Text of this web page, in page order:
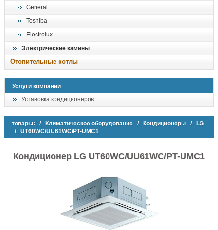
General
Toshiba
Electrolux
Электрические камины
Отопительные котлы
Услуги компании
Установка кондиционеров
товары: / Климатическое оборудование / Кондиционеры /
LG
/ UT60WC/UU61WC/PT-UMC1
Кондиционер LG UT60WC/UU61WC/PT-UMC1